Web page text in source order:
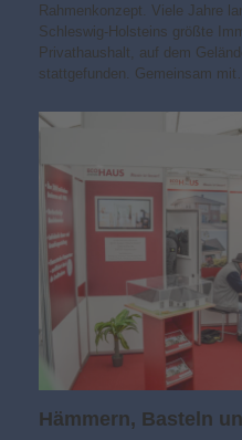
Rahmenkonzept. Viele Jahre
Schleswig-Holsteins größte
Privathaushalt, auf dem
stattgefunden. Gemeinsam
Hämmern, Basteln